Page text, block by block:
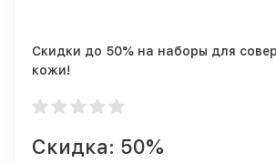
Скидки до 50% на наборы для
кожи!
Скидка: 50%